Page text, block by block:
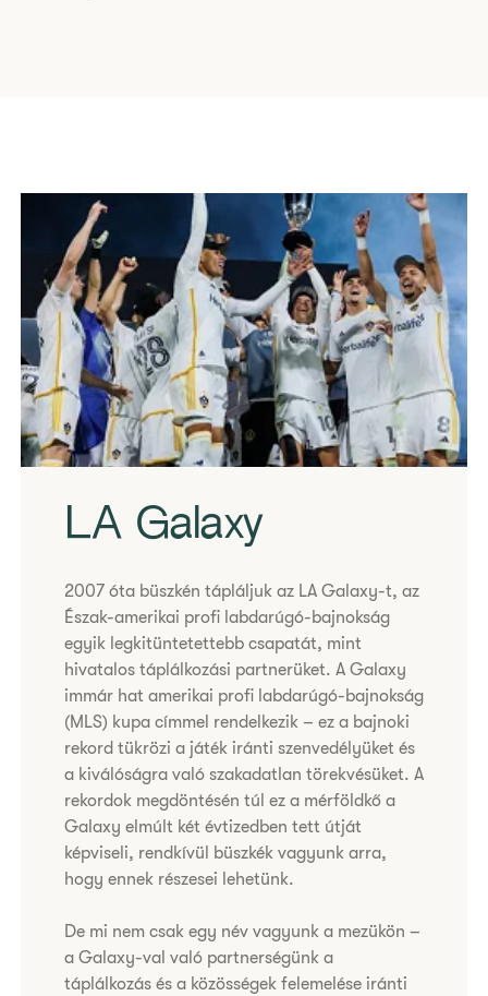
​LA Galaxy
2007 óta büszkén tápláljuk az LA Galaxy-t, az
Észak-amerikai profi labdarúgó-bajnokság
egyik legkitüntetettebb csapatát, mint
hivatalos táplálkozási partnerüket. A Galaxy
immár hat amerikai profi labdarúgó-bajnokság
(MLS) kupa címmel rendelkezik – ez a bajnoki
rekord tükrözi a játék iránti szenvedélyüket és
a kiválóságra való szakadatlan törekvésüket. A
rekordok megdöntésén túl ez a mérföldkő a
Galaxy elmúlt két évtizedben tett útját
képviseli, rendkívül büszkék vagyunk arra,
hogy ennek részesei lehetünk.
De mi nem csak egy név vagyunk a mezükön –
a Galaxy-val való partnerségünk a
táplálkozás és a közösségek felemelése iránti